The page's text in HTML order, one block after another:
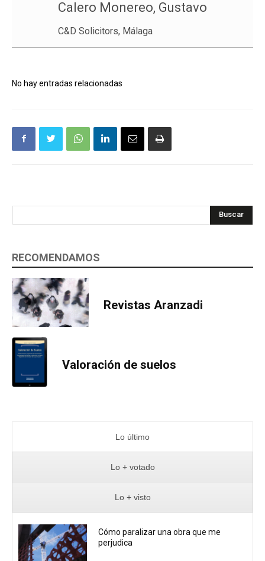
Calero Monereo, Gustavo
C&D Solicitors, Málaga
No hay entradas relacionadas
Buscar
RECOMENDAMOS
Revistas Aranzadi
Valoración de suelos
Lo último
Lo + votado
Lo + visto
Cómo paralizar una obra que me
perjudica